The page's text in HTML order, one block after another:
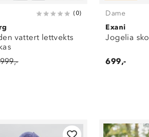
(0)
vattert lettvekts
Dame
Exani
Jogelia sko
699,-